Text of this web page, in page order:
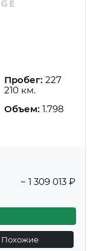
Пробег: 227
210 км.
Объем: 1.798
~ 1 309 013 ₽
Похожие